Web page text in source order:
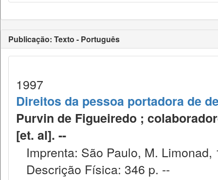
Publicação: Texto - Português
1997
Direitos da pessoa portadora de
Purvin de Figueiredo ;
[et. al]. --
Imprenta: São Paulo, M. Limonad,
Descrição Física: 346 p. --